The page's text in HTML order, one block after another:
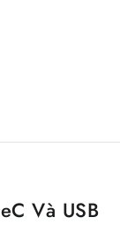
Và USB